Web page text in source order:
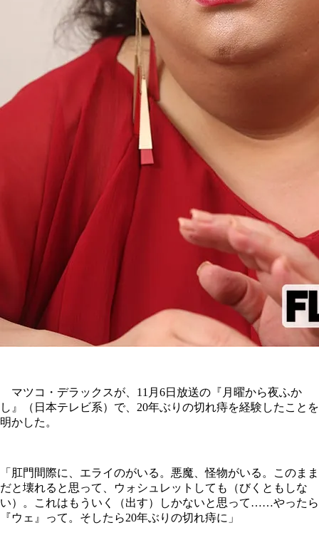
マツコ・デラックスが、11月6日放送の『月曜から夜ふか
し』（日本テレビ系）で、20年ぶりの切れ痔を経験したことを
明かした。
「肛門間際に、エライのがいる。悪魔、怪物がいる。このまま
だと壊れると思って、ウォシュレットしても（びくともしな
い）。これはもういく（出す）しかないと思って……やったら
『ウェ』って。そしたら20年ぶりの切れ痔に」